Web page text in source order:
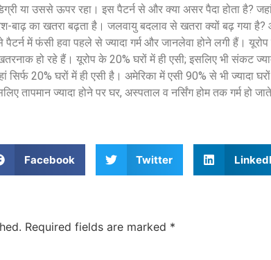
या उससे ऊपर रहा। इस पैटर्न से और क्या असर पैदा होता है?
बाढ़ का खतरा बढ़ता है। जलवायु बदलाव से खतरा क्यों बढ़ गया
में फंसी हवा पहले से ज्यादा गर्म और जानलेवा होने लगी हैं।
हो रहे हैं। यूरोप के 20% घरों में ही एसी; इसलिए भी संकट
सिर्फ 20% घरों में ही एसी है। अमेरिका में एसी 90% से भी ज्यादा
तापमान ज्यादा होने पर घर, अस्पताल व नर्सिंग होम तक गर्म हो
Facebook Twitter
Required fields are marked *